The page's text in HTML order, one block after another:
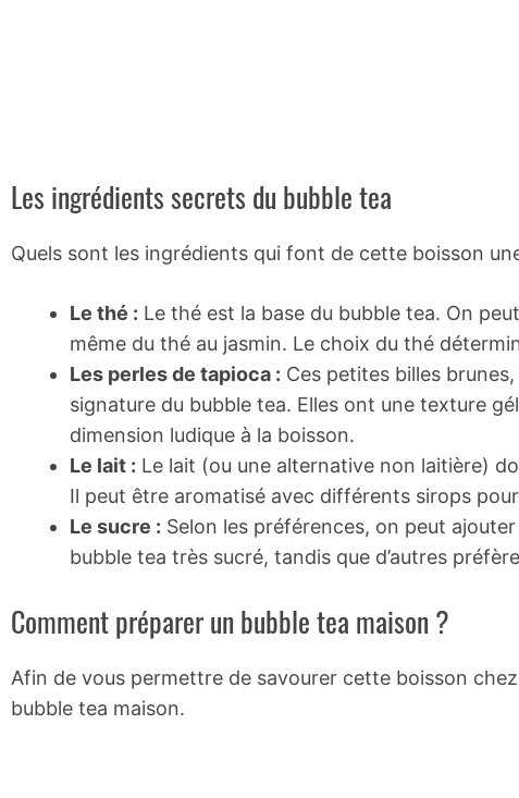
Les ingrédients secrets du bubble tea
Quels sont les ingrédients qui font de cette boisson
Le thé : Le thé est la base du bubble tea. On
même du thé au jasmin. Le choix du thé
Les perles de tapioca : Ces petites billes
signature du bubble tea. Elles ont une texture
dimension ludique à la boisson.
Le lait : Le lait (ou une alternative non laitière)
Il peut être aromatisé avec différents sirops
Le sucre : Selon les préférences, on peut
bubble tea très sucré, tandis que d’autres
Comment préparer un bubble tea maison ?
Afin de vous permettre de savourer cette boisson
bubble tea maison.